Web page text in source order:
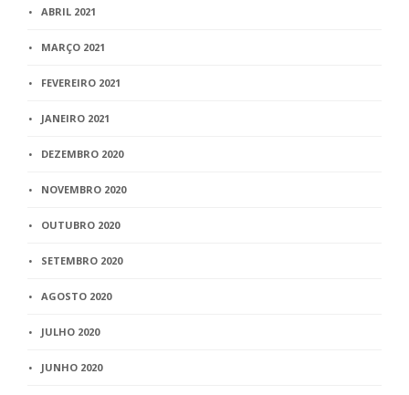
ABRIL 2021
MARÇO 2021
FEVEREIRO 2021
JANEIRO 2021
DEZEMBRO 2020
NOVEMBRO 2020
OUTUBRO 2020
SETEMBRO 2020
AGOSTO 2020
JULHO 2020
JUNHO 2020